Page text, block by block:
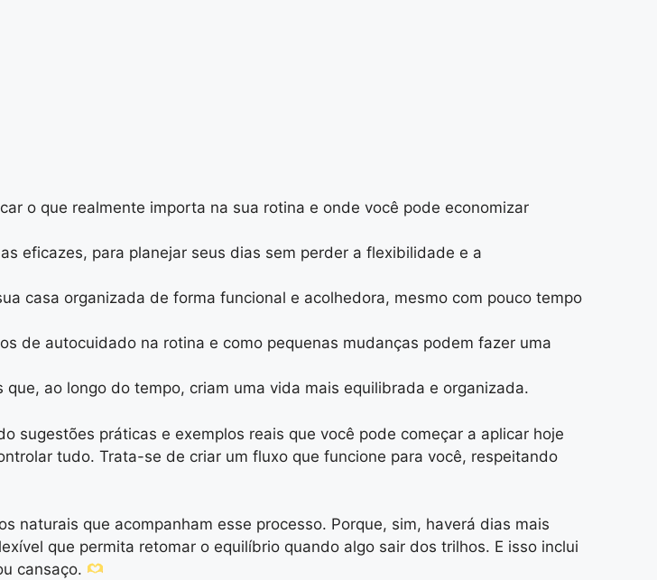
o que realmente importa na sua rotina e onde você pode economizar
eficazes, para planejar seus dias sem perder a flexibilidade e a
casa organizada de forma funcional e acolhedora, mesmo com pouco tempo
de autocuidado na rotina e como pequenas mudanças podem fazer uma
ao longo do tempo, criam uma vida mais equilibrada e organizada.
sugestões práticas e exemplos reais que você pode começar a aplicar hoje
tudo. Trata-se de criar um fluxo que funcione para você, respeitando
naturais que acompanham esse processo. Porque, sim, haverá dias mais
que permita retomar o equilíbrio quando algo sair dos trilhos. E isso inclui
cansaço.